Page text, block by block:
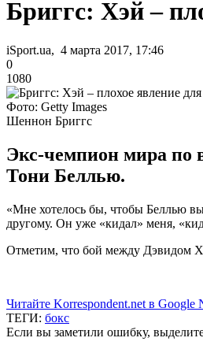
Бриггс: Хэй –
iSport.ua, 4 марта 2017, 17:46
0
1080
Фото: Getty Images
Шеннон Бриггс
Экс-чемпион мира по
Тони Беллью.
«Мне хотелось бы, чтобы Беллью
другому. Он уже «кидал» меня,
Отметим, что бой между Дэвидом
Читайте Korrespondent.net в Google
ТЕГИ: бокс
Если вы заметили ошибку,